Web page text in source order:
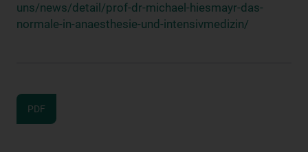
uns/news/detail/prof-dr-michael-hiesmayr-das-
normale-in-anaesthesie-und-intensivmedizin/
PDF